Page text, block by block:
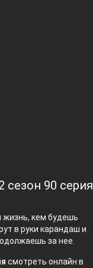
90 серия
жизнь, кем будешь
в руки карандаш и
за нее.
смотреть онлайн в